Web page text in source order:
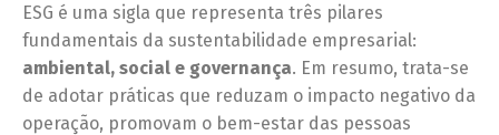
ESG é uma sigla que representa três pilares
fundamentais da sustentabilidade empresarial:
ambiental, social e governança. Em resumo, trata-se
de adotar práticas que reduzam o impacto negativo da
operação, promovam o bem-estar das pessoas